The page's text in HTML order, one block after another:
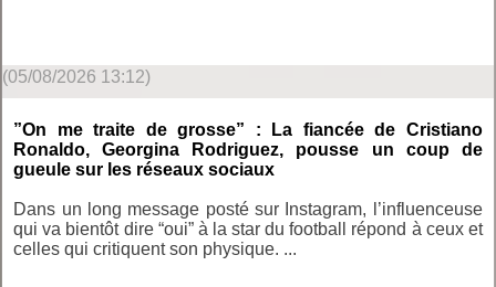
(05/08/2026 13:12)
”On me traite de grosse” : La fiancée de Cristiano
Ronaldo, Georgina Rodriguez, pousse un coup de
gueule sur les réseaux sociaux
Dans un long message posté sur Instagram, l’influenceuse
qui va bientôt dire “oui” à la star du football répond à ceux et
celles qui critiquent son physique. ...